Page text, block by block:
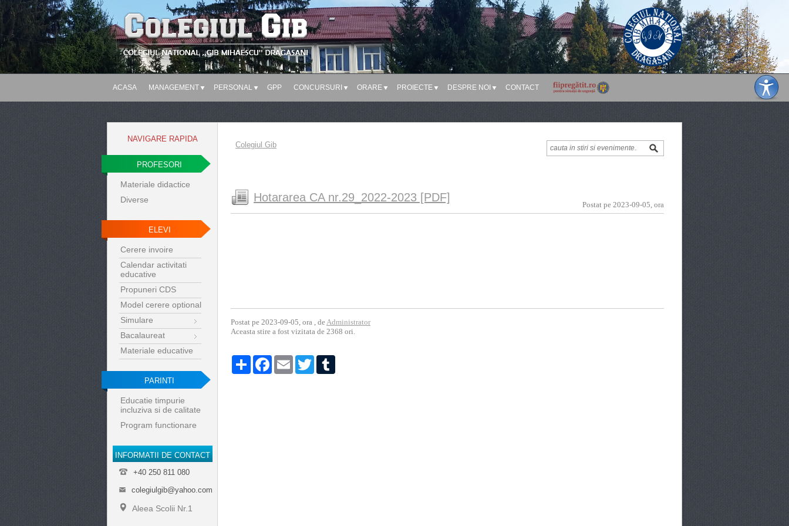
ACASA MANAGEMENT PERSONAL GPP CONCURSURI ORARE PROIECTE DESPRE NOI CONTACT
NAVIGARE RAPIDA
PROFESORI
Materiale didactice
Diverse
ELEVI
Cerere invoire
Calendar activitati
educative
Propuneri CDS
Model cerere optional
Simulare
Bacalaureat
Materiale educative
PARINTI
Educatie timpurie
incluziva si de calitate
Program functionare
INFORMATII DE CONTACT
+40 250 811 080
colegiulgib@yahoo.com
Aleea Scolii Nr.1
Colegiul Gib
Postat pe 2023-09-05, ora
Hotararea CA nr.29_2022-2023 [PDF]
Postat pe 2023-09-05, ora , deAdministrator
Aceasta stire a fost vizitata de 2368 ori.
PartajareFacebook
Email Twitter